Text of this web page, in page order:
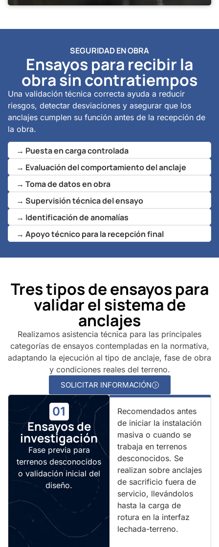
SEGURIDAD EN OBRA
Ensayos para recibir la
obra sin contratiempos
Una validación técnica correcta ayuda a reducir
riesgos, detectar desviaciones y asegurar que los
anclajes cumplen su función antes de la recepción de
la obra.
→ Puesta en carga controlada
→ Evaluación del comportamiento del anclaje
→ Toma de datos en obra
→ Supervisión técnica del ensayo
→ Identificación de anomalías
→ Apoyo técnico para la recepción final
Tres tipos de ensayos para
validar el sistema de
anclajes
Realizamos asistencia técnica para las principales
categorías de ensayos contempladas en la normativa,
adaptando la ejecución al tipo de anclaje, fase de obra
y condiciones reales del terreno.
SOLICITAR INFORMACIÓN
01
Ensayos de
investigación
Fase previa para
terrenos desconocidos
o validación inicial del
diseño.
Recomendados antes
de iniciar la instalación
masiva o cuando se
trabaja en terrenos
desconocidos. Se
realizan sobre anclajes
de sacrificio fuera de
servicio, llevándolos
hasta la carga de
rotura en la interfaz
lechada-terreno.